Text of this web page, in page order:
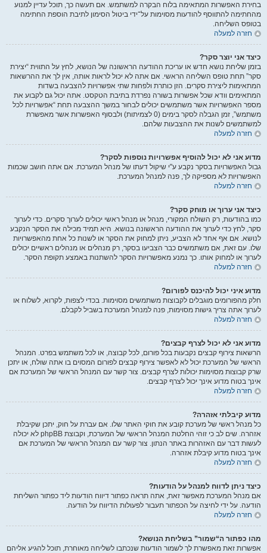
בחירת האפשרות המתאימה בלוח הבקרה למשתמש. אם תעשה כך, תוכל עדיין למנוע
מהחתימה להתווסף להודעות מסוימות על־ידי ביטול הסימון לתיבת הוספת החתימה
בטופס השליחה.
חזרה למעלה
כיצד אני יוצר סקר?
בזמן שליחת נושא חדש או עריכת ההודעה הראשונה של הנושא, לחץ על התווית “יצירת
סקר” תחת טופס השליחה הראשי. אם אתה לא יכול לראות אותה, אין לך את ההרשאות
המתאימות ליצירת סקרים. הזן כותרת ולפחות שתי אפשרויות להצבעה בשדות
המתאימים וודא שכל אפשרות בשורה נפרדת בתיבת הטקסט. אתה יכול גם לקבוע את
מספר האפשרויות אשר משתמשים יכולים לבחור במשך ההצבעה תחת “אפשרויות לכל
משתמש”, זמן הגבלה לסקר בימים (0 לצמיתות) ולבסוף האפשרות אשר מאפשרת
למשתמשים לשנות את ההצבעות שלהם.
חזרה למעלה
מדוע אני לא יכול להוסיף אפשרויות נוספות לסקר?
גבול האפשרויות בסקר נקבע ע"י שיקול דעתו של מנהל המערכת. אם אתה חושב שכמות
האפשרויות לא מספיקה לך, פנה למנהל המערכת.
חזרה למעלה
כיצד אני ערוך או מוחק סקר?
כמו בהודעות, רק השולח המקורי, מנהל או מנהל ראשי יכולים לערוך סקרים. כדי לערוך
סקר, לחץ כדי לערוך את ההודעה הראשונה בנושא. היא תמיד מכילה את הסקר הנקבע
לנושא. אם אף אחד לא הצביע, ניתן למחוק את הסקר או לשנות כל אחת מהאפשרויות
שלו. עם זאת, אם משתמשים כבר הצביעו בסקר, רק מנהלים או מנהלים ראשיים יכולים
לערוך או למחוק אותו. כך נמנע מאפשרויות הסקר להשתנות באמצע תקופת הסקר.
חזרה למעלה
מדוע איני יכול להיכנס לפורום?
חלק מהפורומים מוגבלים לקבוצות משתמשים מסוימות. בכדי לצפות, לקרוא, לשלוח או
לערוך אתה צריך גישות מסוימות, פנה למנהל המערכת בשביל לקבלם.
חזרה למעלה
מדוע אני לא יכול לצרף קבצים?
הרשאות צירוף קבצים נקבעות בכל פורום, לכל קבוצה, או לכל משתמש בפרט. המנהל
הראשי של המערכת יכול לא לאפשר צירוף קבצים לפורום המסוים בו אתה שולח, או יתכן
שרק קבוצות מסוימות יכולות לצרף קבצים. צור קשר עם המנהל הראשי של המערכת אם
אינך בטוח מדוע אינך יכול לצרף קבצים.
חזרה למעלה
מדוע קיבלתי אזהרה?
כל מנהל ראשי של מערכת קובע את חוקי האתר שלו. אם עברת על חוק, יתכן שקיבלת
אזהרה. שים לב כי זוהי החלטת המנהל הראשי של המערכת, וקבוצת phpBB לא יכולה
לעשות דבר עם האזהרות באתר הנתון. צור קשר עם המנהל הראשי של המערכת אם
אינך בטוח מדוע קיבלת אזהרה.
חזרה למעלה
כיצד ניתן לדווח למנהל על הודעות?
אם מנהל המערכת מאפשר זאת, אתה תראה כפתור דיווח הודעות ליד כפתור השליחת
הודעה. על ידי לחיצה על הכפתור תעבור לפעולות הדיווח על הודעה.
חזרה למעלה
מהו כפתור ה“שמור” בשליחת הנושא?
אפשרות זאת מאפשרת לך לשמור הודעות שנכתבו לשליחה מאוחרת, תוכל להגיע אליהם